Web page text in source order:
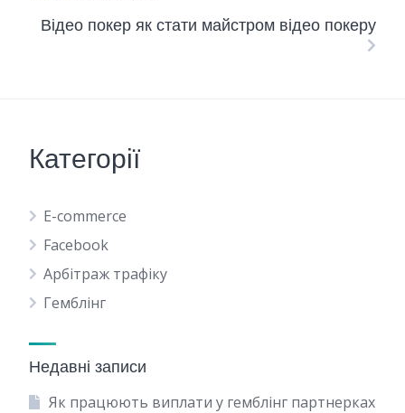
Відео покер як стати майстром відео покеру
Категорії
E-commerce
Facebook
Арбітраж трафіку
Гемблінг
Недавні записи
Як працюють виплати у гемблінг партнерках